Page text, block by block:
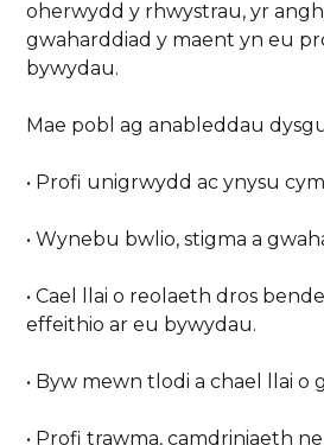
oherwydd y rhwystrau, yr
gwaharddiad y maent yn eu
bywydau.
Mae pobl ag anableddau
• Profi unigrwydd ac ynysu
• Wynebu bwlio, stigma a
• Cael llai o reolaeth dros
effeithio ar eu bywydau.
• Byw mewn tlodi a chael llai o
• Profi trawma, camdriniaeth